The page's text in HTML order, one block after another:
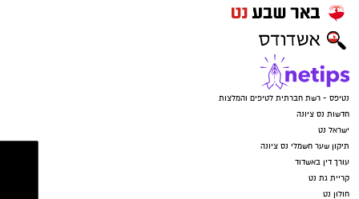
נטיפס - רשת חברתית לטיפים והמלצות
חדשות נס ציונה
ישראל נט
תיקון שער חשמלי נס ציונה
עורך דין באשדוד
קריית גת נט
חולון נט